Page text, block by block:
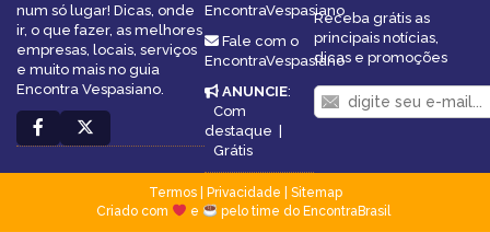
num só lugar! Dicas, onde
ir, o que fazer, as melhores
empresas, locais, serviços
e muito mais no guia
Encontra Vespasiano.
EncontraVespasiano
Fale com o
EncontraVespasiano
ANUNCIE:
Com
destaque |
Grátis
Receba grátis as
principais notícias,
dicas e promoções
Termos| Privacidade
Sitemap
Criado com
e pelo time do EncontraBrasil